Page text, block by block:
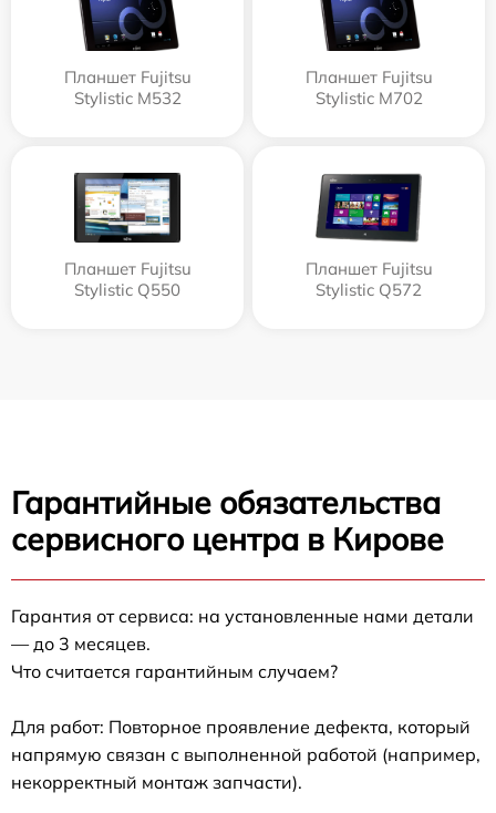
Планшет Fujitsu
Stylistic M532
Планшет Fujitsu
Stylistic M702
Планшет Fujitsu
Stylistic Q550
Планшет Fujitsu
Stylistic Q572
Гарантийные обязательства
сервисного центра в Кирове
Гарантия от сервиса: на установленные нами детали
— до 3 месяцев.
Что считается гарантийным случаем?
Для работ: Повторное проявление дефекта, который
напрямую связан с выполненной работой (например,
некорректный монтаж запчасти).